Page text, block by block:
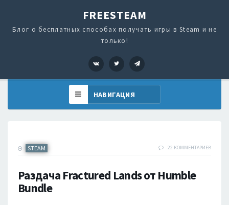
FREESTEAM
Блог о бесплатных способах получать игры в Steam и не
только!
VK Twitter
STEAM 22 КОММЕНТАРИЕВ
Раздача Fractured Lands от Humble
Bundle